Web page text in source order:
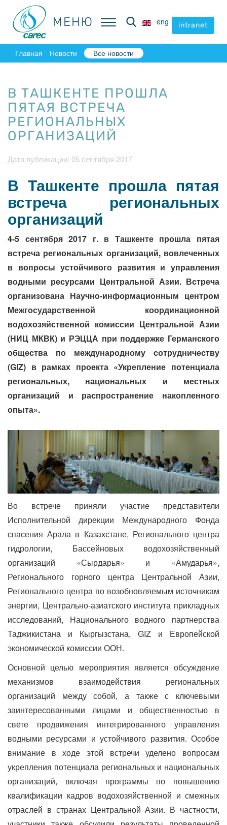
МЕНЮ eng intranet
МЕНЮ eng intranet
Главная Новости Все новости
В ТАШКЕНТЕ ПРОШЛА
ПЯТАЯ ВСТРЕЧА
РЕГИОНАЛЬНЫХ
ОРГАНИЗАЦИЙ
Дата публикации: 05 сентября 2017
В Ташкенте прошла пятая
встреча региональных
организаций
4-5 сентября 2017 г. в Ташкенте прошла пятая
встреча региональных организаций, вовлеченных
в вопросы устойчивого развития и управления
водными ресурсами Центральной Азии. Встреча
организована Научно-информационным центром
Межгосударственной координационной
водохозяйственной комиссии Центральной Азии
(НИЦ МКВК) и РЭЦЦА при поддержке Германского
общества по международному сотрудничеству
(GIZ) в рамках проекта «Укрепление потенциала
региональных, национальных и местных
организаций и распространение накопленного
опыта».
Во встрече приняли участие представители
Исполнительной дирекции Международного Фонда
спасения Арала в Казахстане, Регионального центра
гидрологии, Бассейновых водохозяйственный
организаций «Сырдарья» и «Амударья»,
Регионального горного центра Центральной Азии,
Регионального центра по возобновляемым источникам
энергии, Центрально-азиатского института прикладных
исследований, Национального водного партнерства
Таджикистана и Кыргызстана, GIZ и Европейской
экономической комиссии ООН.
Основной целью мероприятия является обсуждение
механизмов взаимодействия региональных
организаций между собой, а также с ключевыми
заинтересованными лицами и общественностью в
свете продвижения интегрированного управления
водными ресурсами и устойчивого развития. Особое
внимание в ходе этой встречи уделено вопросам
укрепления потенциала региональных и национальных
организаций, включая программы по повышению
квалификации кадров водохозяйственной и смежных
отраслей в странах Центральной Азии. В частности,